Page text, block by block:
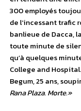
300 employés
de l’incessant trafic
banlieue de Dacca,
toute minute de
qu’à quelques
College and
Begum, 25 ans,
Rana Plaza.Morte.»